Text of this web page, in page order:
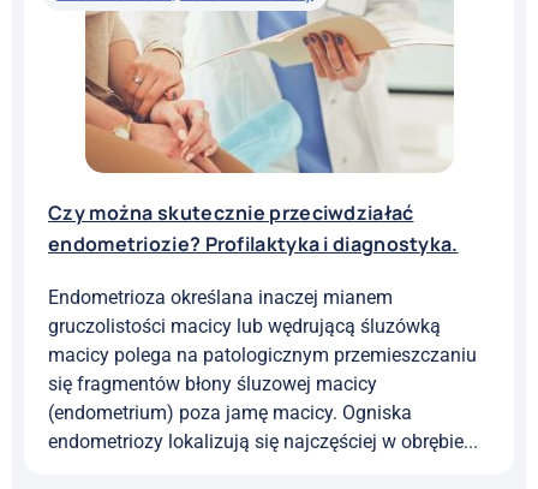
szacunkami choroba ta dotyka jedną na dziesięć
Polek, wpływając na ich związki, zdolność do pracy
i nauki, zdrowie fizyczne...
Endometrioza,Zdrowie kobiety
Czy można skutecznie przeciwdziałać
endometriozie? Profilaktyka i diagnostyka.